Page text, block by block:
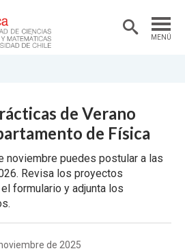
MENÚ
OS
DOCENCIA
EXTENSIÓN
de Verano
de Física
noviembre puedes postular a las
Revisa los proyectos
formulario y adjunta los
de 2025